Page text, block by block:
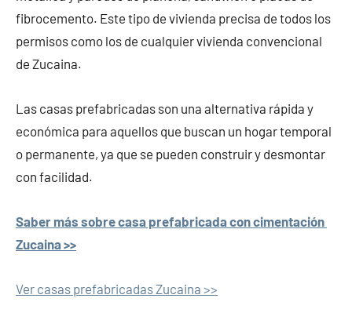
fibrocemento. Este tipo de vivienda precisa de todos los
permisos como los de cualquier vivienda convencional
de Zucaina.
Las casas prefabricadas son una alternativa rápida y
económica para aquellos que buscan un hogar temporal
o permanente, ya que se pueden construir y desmontar
con facilidad.
Saber más sobre casa prefabricada con cimentación
Zucaina >>
Ver casas prefabricadas Zucaina >>